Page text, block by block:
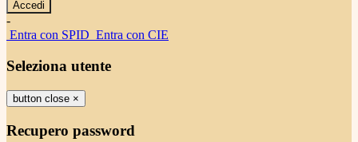
-
Entra con SPID Entra con CIE
Seleziona utente
button close ×
Recupero password